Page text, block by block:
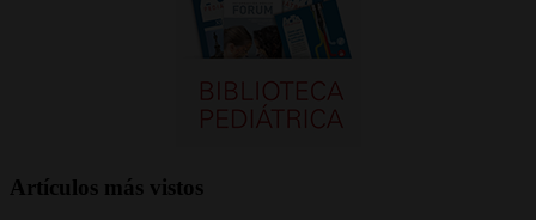
Artículos más vistos